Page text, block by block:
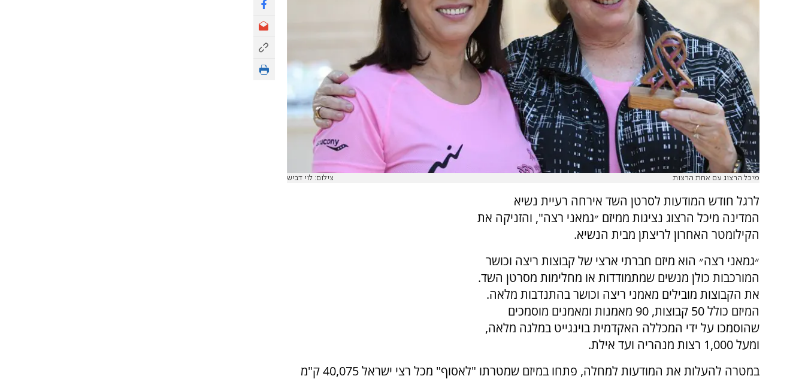
מיכל הרצוג עם אחת הרצות צילום: לוי דביש
לרגל חודש המודעות לסרטן השד אירחה רעיית נשיא
המדינה מיכל הרצוג נציגות ממיזם ״גמאני רצה", והזניקה את
הקילומטר האחרון לריצתן מבית הנשיא.
״גמאני רצה״ הוא מיזם חברתי ארצי של קבוצות ריצה וכושר
המורכבות כולן מנשים שמתמודדות או מחלימות מסרטן השד.
את הקבוצות מובילים מאמני ריצה וכושר בהתנדבות מלאה.
המיזם כולל 50 קבוצות, 90 מאמנות ומאמנים מוסמכים
שהוסמכו על ידי המכללה האקדמית בוינגייט במלגה מלאה,
ומעל 1,000 רצות מנהריה ועד אילת.
במטרה להעלות את המודעות למחלה, פתחו במיזם שמטרתו "לאסוף" מכל רצי ישראל 40,075 ק"מ